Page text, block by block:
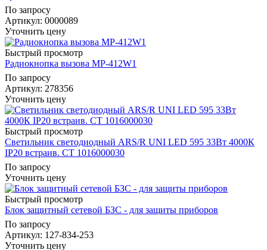
По запросу
Артикул: 0000089
Уточнить цену
Быстрый просмотр
Радиокнопка вызова MP-412W1
По запросу
Артикул: 278356
Уточнить цену
Быстрый просмотр
Светильник светодиодный ARS/R UNI LED 595 33Вт 4000К
IP20 встраив. СТ 1016000030
По запросу
Уточнить цену
Быстрый просмотр
Блок защитный сетевой БЗС - для защиты приборов
По запросу
Артикул: 127-834-253
Уточнить цену